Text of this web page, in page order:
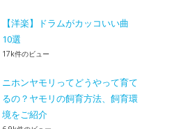
【洋楽】ドラムがカッコいい曲
10選
17k件のビュー
ニホンヤモリってどうやって育て
るの？ヤモリの飼育方法、飼育環
境をご紹介